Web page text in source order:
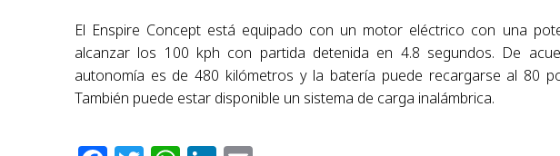
El Enspire Concept está equipado con un motor eléctrico con una
alcanzar los 100 kph con partida detenida en 4.8 segundos. De
autonomía es de 480 kilómetros y la batería puede recargarse al 80
También puede estar disponible un sistema de carga inalámbrica.